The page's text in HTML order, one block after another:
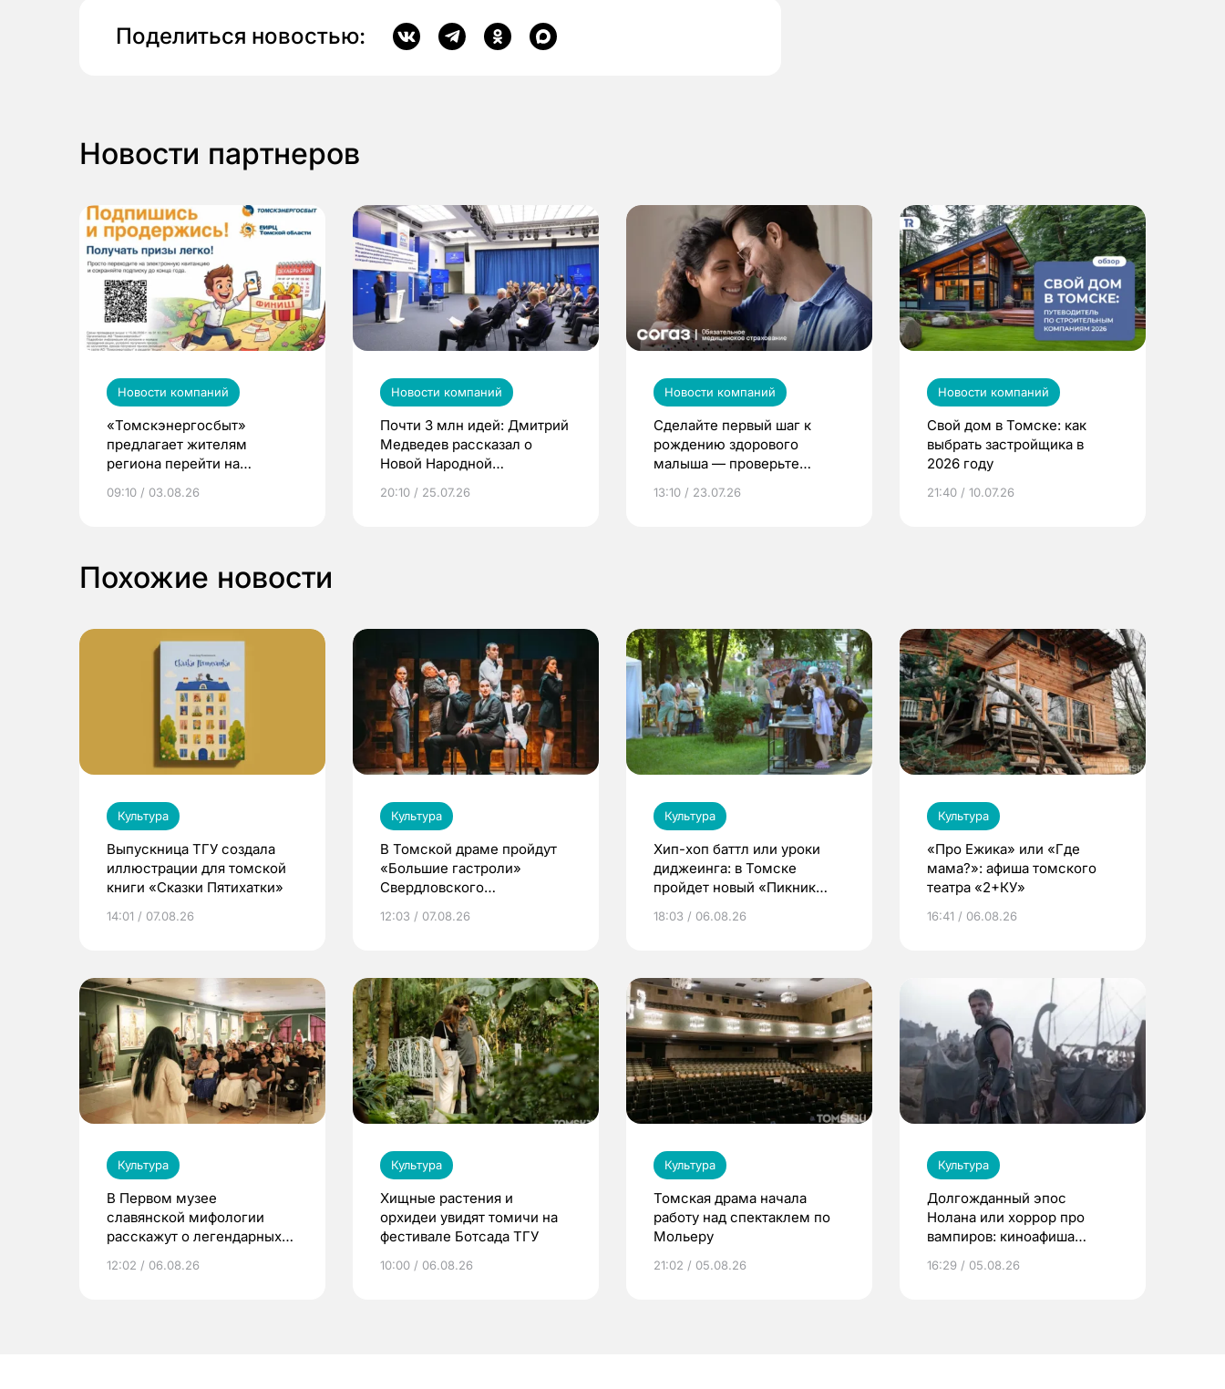
Поделиться новостью:
Новости партнеров
Новости компаний
«Томскэнергосбыт»
предлагает жителям
региона перейти на
выиграть призы
09:10 / 03.08.26
Новости компаний
Почти 3 млн идей: Дмитрий
Медведев рассказал о
Новой Народной
20:10 / 25.07.26
Новости компаний
Сделайте первый шаг к
рождению здорового
малыша — проверьте
по ОМС!
13:10 / 23.07.26
Новости компаний
Свой дом в Томске: как
выбрать застройщика в
2026 году
21:40 / 10.07.26
Похожие новости
Культура
Выпускница ТГУ создала
иллюстрации для томской
книги «Сказки Пятихатки»
14:01 / 07.08.26
Культура
В Томской драме пройдут
«Большие гастроли»
Свердловского
драмы
12:03 / 07.08.26
Культура
Хип-хоп баттл или уроки
диджеинга: в Томске
пройдет новый «Пикник
18:03 / 06.08.26
Культура
«Про Ежика» или «Где
мама?»: афиша томского
театра «2+КУ»
16:41 / 06.08.26
Культура
В Первом музее
славянской мифологии
расскажут о легендарных
12:02 / 06.08.26
Культура
Хищные растения и
орхидеи увидят томичи на
фестивале Ботсада ТГУ
10:00 / 06.08.26
Культура
Томская драма начала
работу над спектаклем по
Мольеру
21:02 / 05.08.26
Культура
Долгожданный эпос
Нолана или хоррор про
вампиров: киноафиша
16:29 / 05.08.26